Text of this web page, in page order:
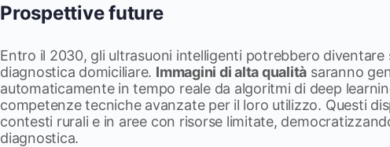
Prospettive future
Entro il 2030, gli ultrasuoni intelligenti potrebbero
diagnostica domiciliare. Immagini di alta qualità saranno
automaticamente in tempo reale da algoritmi di deep
competenze tecniche avanzate per il loro utilizzo. Questi
contesti rurali e in aree con risorse limitate,
diagnostica.